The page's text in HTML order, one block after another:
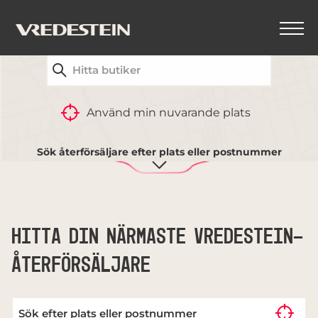
ÅTERFÖRSÄLJARE
Använd min nuvarande plats
Sök återförsäljare efter plats eller postnummer
TILLBAKA
DÄCKJÄMFÖRELSE
HITTA DIN NÄRMASTE VREDESTEIN-
ÅTERFÖRSÄLJARE